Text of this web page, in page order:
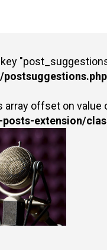
array offset on value
extension/